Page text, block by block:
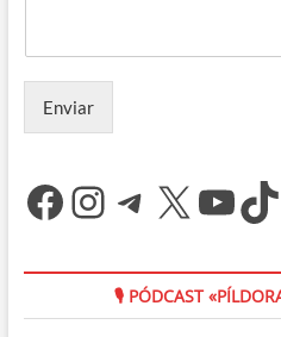
Enviar
Facebook
Instagram
Telegram
X
🎙 PÓDCAST